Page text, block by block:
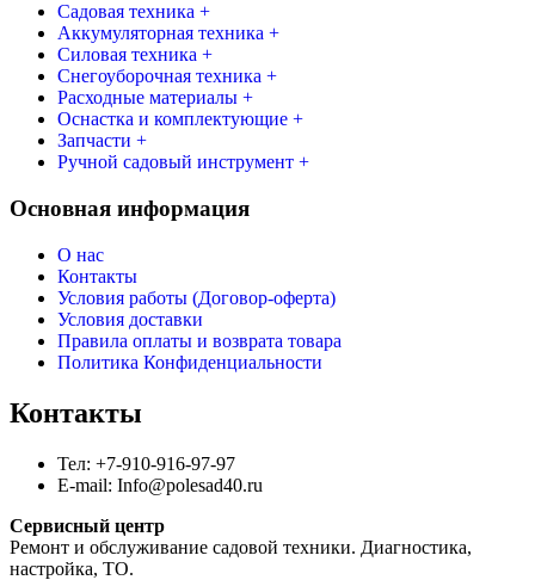
Садовая техника +
Аккумуляторная техника +
Силовая техника +
Снегоуборочная техника +
Расходные материалы +
Оснастка и комплектующие +
Запчасти +
Ручной садовый инструмент +
Основная информация
О нас
Контакты
Условия работы (Договор-оферта)
Условия доставки
Правила оплаты и возврата товара
Политика Конфиденциальности
Контакты
Тел: +7-910-916-97-97
E-mail: Info@polesad40.ru
Сервисный центр
Ремонт и обслуживание садовой техники. Диагностика,
настройка, ТО.